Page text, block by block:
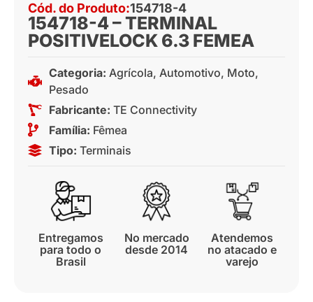
Cód. do Produto:154718-4
154718-4 – TERMINAL
POSITIVELOCK 6.3 FEMEA
Categoria: Agrícola, Automotivo, Moto,
Pesado
Fabricante: TE Connectivity
Família: Fêmea
Tipo: Terminais
Entregamos
para todo o
Brasil
No mercado
desde 2014
Atendemos
no atacado e
varejo